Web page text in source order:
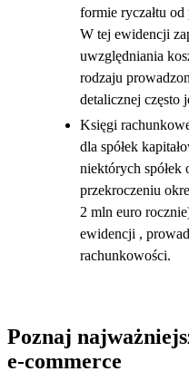
formie ryczałtu
W tej ewidencji
uwzględniania
rodzaju
detalicznej często
Księgi
dla spółek
niektórych
przekroczeniu
2 mln euro
ewidencji ,
rachunkowości.
Poznaj
e-commerce